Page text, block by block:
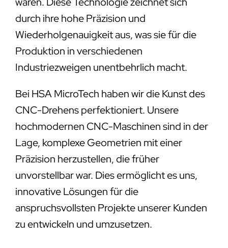
durch ihre hohe Präzision und
Wiederholgenauigkeit aus, was sie für die
Produktion in verschiedenen
Industriezweigen unentbehrlich macht.
Bei HSA MicroTech haben wir die Kunst des
CNC-Drehens perfektioniert. Unsere
hochmodernen CNC-Maschinen sind in der
Lage, komplexe Geometrien mit einer
Präzision herzustellen, die früher
unvorstellbar war. Dies ermöglicht es uns,
innovative Lösungen für die
anspruchsvollsten Projekte unserer Kunden
zu entwickeln und umzusetzen.